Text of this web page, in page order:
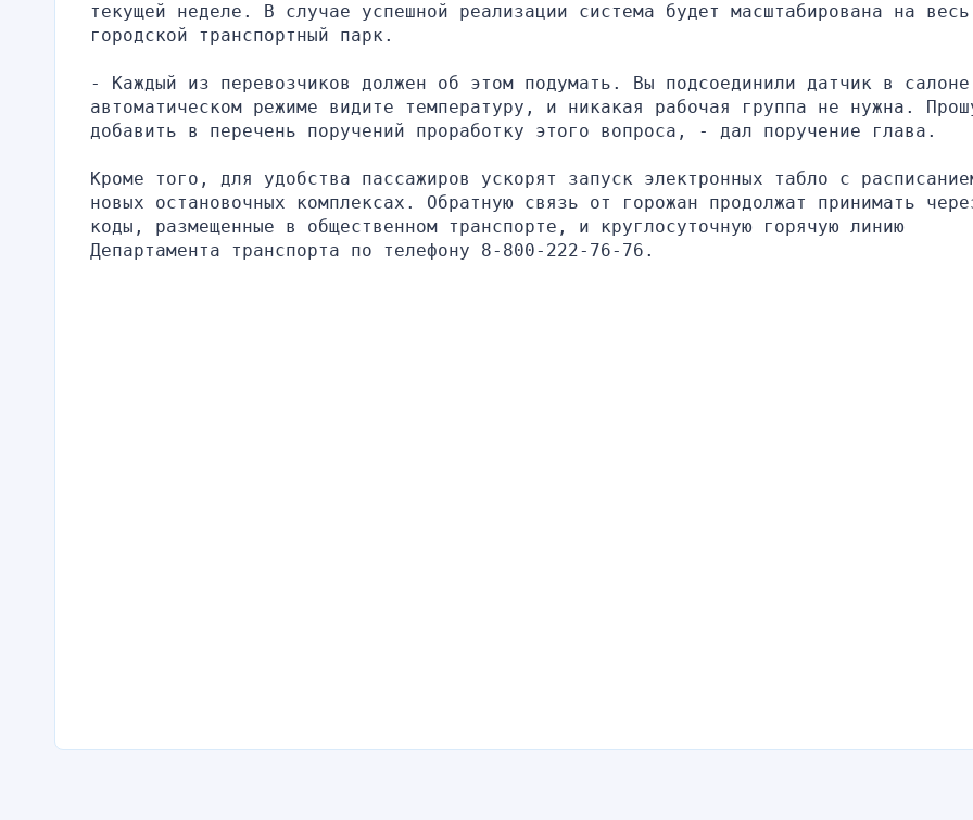
текущей неделе. В случае успешной реализации система будет масштабирована на весь
городской транспортный парк.
- Каждый из перевозчиков должен об этом подумать. Вы подсоединили датчик в
автоматическом режиме видите температуру, и никакая рабочая группа не нужна.
добавить в перечень поручений проработку этого вопроса, - дал поручение глава.
Кроме того, для удобства пассажиров ускорят запуск электронных табло с
новых остановочных комплексах. Обратную связь от горожан продолжат принимать
коды, размещенные в общественном транспорте, и круглосуточную горячую линию
Департамента транспорта по телефону 8-800-222-76-76.